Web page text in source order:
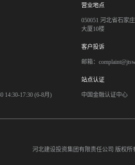
营业地点
050051 河北省石家
大厦10楼
客户投诉
邮箱：
14:30-17:30 (6-8月)
站点认证
中国金融认证中心
河北建设投资集团有限责任公司 版权所